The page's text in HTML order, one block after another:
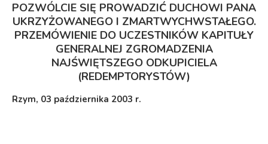
POZWÓLCIE SIĘ PROWADZIĆ DUCHOWI PANA
UKRZYŻOWANEGO I ZMARTWYCHWSTAŁEGO.
PRZEMÓWIENIE DO UCZESTNIKÓW KAPITUŁY
GENERALNEJ ZGROMADZENIA
NAJŚWIĘTSZEGO ODKUPICIELA
(REDEMPTORYSTÓW)
Rzym, 03 października 2003 r.